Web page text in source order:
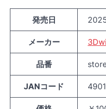
発売日
メーカー
品番
JANコード